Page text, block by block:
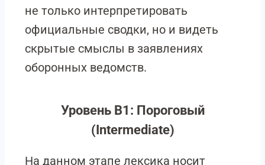
не только интерпретировать
официальные сводки, но и видеть
скрытые смыслы в заявлениях
оборонных ведомств.
Уровень B1: Пороговый
(Intermediate)
На данном этапе лексика носит